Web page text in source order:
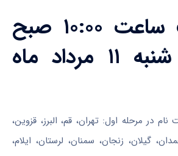
زمان ثبت ساعت ۱۰:۰۰ صبح
امروز روز شنبه ۱۱ مرداد ماه
در مرحله اول: تهران، قم، البرز، قزوین،
گیلان، زنجان، سمنان، لرستان، ایلام،